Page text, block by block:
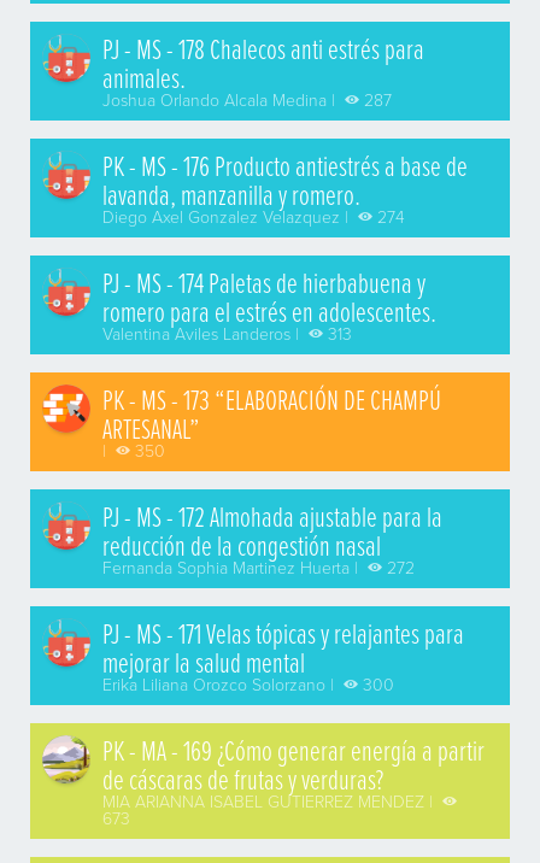
PJ - MS - 178 Chalecos anti estrés para
animales.
Joshua Orlando Alcala Medina | 287
PK - MS - 176 Producto antiestrés a base de
lavanda, manzanilla y romero.
Diego Axel Gonzalez Velazquez | 274
PJ - MS - 174 Paletas de hierbabuena y
romero para el estrés en adolescentes.
Valentina Aviles Landeros | 313
PK - MS - 173 “ELABORACIÓN DE CHAMPÚ
ARTESANAL”
| 350
PJ - MS - 172 Almohada ajustable para la
reducción de la congestión nasal
Fernanda Sophia Martinez Huerta | 272
PJ - MS - 171 Velas tópicas y relajantes para
mejorar la salud mental
Erika Liliana Orozco Solorzano | 300
PK - MA - 169 ¿Cómo generar energía a partir
de cáscaras de frutas y verduras?
MIA ARIANNA ISABEL GUTIERREZ MENDEZ |
673